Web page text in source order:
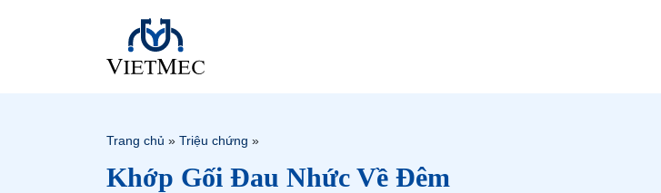
Trang chủ » Triệu chứng »
Khớp Gối Đau Nhức Về Đêm